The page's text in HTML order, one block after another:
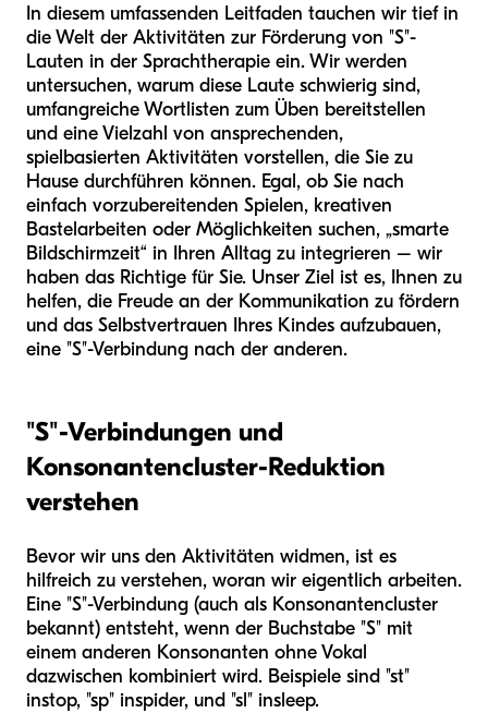
In diesem umfassenden Leitfaden tauchen wir tief in
die Welt der Aktivitäten zur Förderung von "S"-
Lauten in der Sprachtherapie ein. Wir werden
untersuchen, warum diese Laute schwierig sind,
umfangreiche Wortlisten zum Üben bereitstellen
und eine Vielzahl von ansprechenden,
spielbasierten Aktivitäten vorstellen, die Sie zu
Hause durchführen können. Egal, ob Sie nach
einfach vorzubereitenden Spielen, kreativen
Bastelarbeiten oder Möglichkeiten suchen, „smarte
Bildschirmzeit“ in Ihren Alltag zu integrieren – wir
haben das Richtige für Sie. Unser Ziel ist es, Ihnen zu
helfen, die Freude an der Kommunikation zu fördern
und das Selbstvertrauen Ihres Kindes aufzubauen,
eine "S"-Verbindung nach der anderen.
"S"-Verbindungen und
Konsonantencluster-Reduktion
verstehen
Bevor wir uns den Aktivitäten widmen, ist es
hilfreich zu verstehen, woran wir eigentlich arbeiten.
Eine "S"-Verbindung (auch als Konsonantencluster
bekannt) entsteht, wenn der Buchstabe "S" mit
einem anderen Konsonanten ohne Vokal
dazwischen kombiniert wird. Beispiele sind "st"
instop, "sp" inspider, und "sl" insleep.